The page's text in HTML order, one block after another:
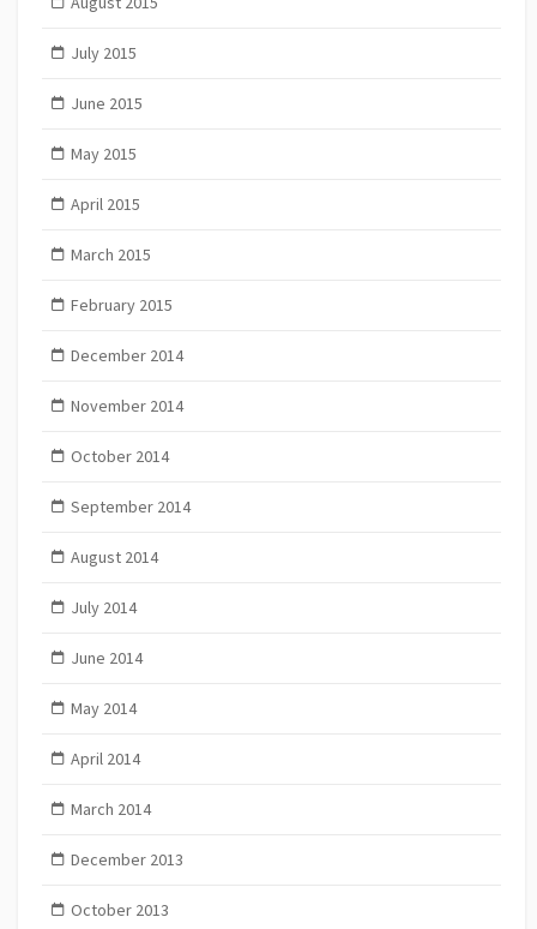
July 2015
June 2015
May 2015
April 2015
March 2015
February 2015
December 2014
November 2014
October 2014
September 2014
August 2014
July 2014
June 2014
May 2014
April 2014
March 2014
December 2013
October 2013